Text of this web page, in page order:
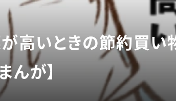
高いときの節約買い
んが】